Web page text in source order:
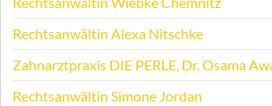
Rechtsanwältin Alexa Nitschke
Zahnarztpraxis DIE PERLE, Dr. Osama
Rechtsanwältin Simone Jordan